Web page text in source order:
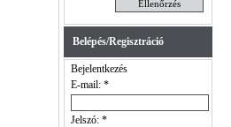
Belépés/Regisztráció
Bejelentkezés
E-mail: *
Jelszó: *